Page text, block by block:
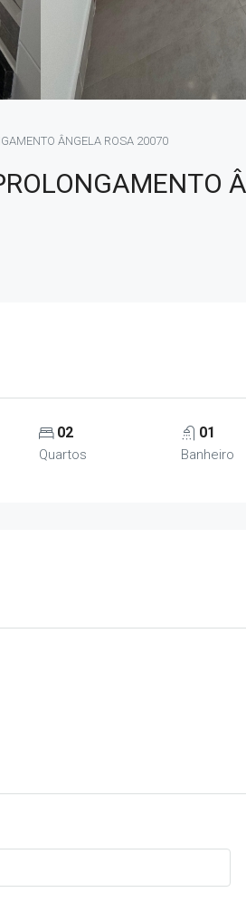
ÂNGELA ROSA 20070
02
Quartos
01
Banheiro